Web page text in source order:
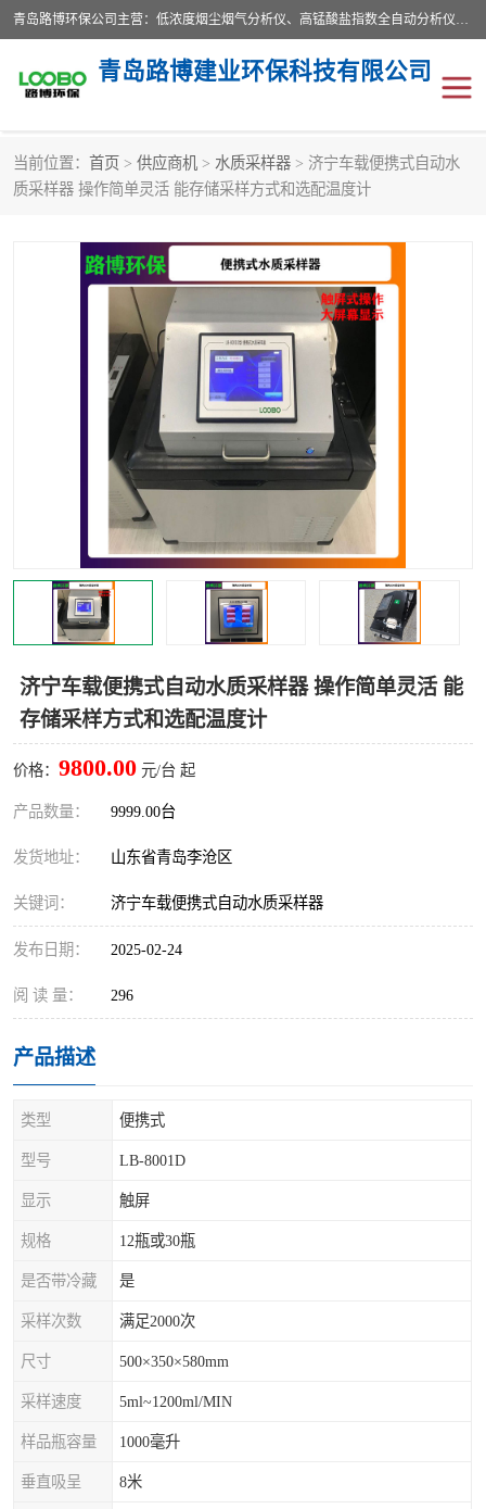
青岛路博环保公司主营：低浓度烟尘烟气分析仪、高锰酸盐指数全自动分析仪、便携式超声波明渠流量计、便携式水质采样器、恒温恒湿称重系统、手持式油烟检测仪等;是一家集环保科研、设计、生产、维护、销售和系统集成为一体的综合性高科技企业。路博人秉承"科学技术是第一生产力的重要理念，倡导环境友好型的生产、生活和消费方式。
青岛路博建业环保科技有限公司
当前位置： 首页 > 供应商机 > 水质采样器 > 济宁车载便携式自动水
质采样器 操作简单灵活 能存储采样方式和选配温度计
济宁车载便携式自动水质采样器 操作简单灵活 能
存储采样方式和选配温度计
价格： 9800.00 元/台 起
产品数量： 9999.00台
发货地址： 山东省青岛李沧区
关键词： 济宁车载便携式自动水质采样器
发布日期： 2025-02-24
阅 读 量： 296
产品描述
类型 便携式
型号 LB-8001D
显示 触屏
规格 12瓶或30瓶
是否带冷藏 是
采样次数 满足2000次
尺寸 500×350×580mm
采样速度 5ml~1200ml/MIN
样品瓶容量 1000毫升
垂直吸呈 8米
生物安全柜 气体检测仪
水质检测仪 手持式油烟检测仪
恒温恒湿称重系统 二恶英采集器
LB-8110降水降尘采样器
便携式水质采样器 LB-7035油气回收
便携式超声波明渠流量计 大气环境采样器
LB-4200高锰酸盐指数仪 LB-62便携式烟气分析仪
烟尘烟气设备 大气采样器
粉尘设备
新宇宙仪器 凯恩仪器
烟尘净化器